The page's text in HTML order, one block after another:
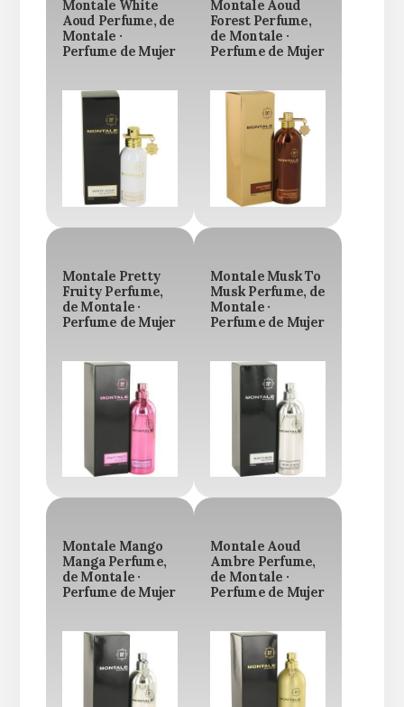
Montale White
Aoud Perfume, de
Montale ·
Perfume de Mujer
Montale Aoud
Forest Perfume,
de Montale ·
Perfume de Mujer
Montale Pretty
Fruity Perfume,
de Montale ·
Perfume de Mujer
Montale Musk To
Musk Perfume, de
Montale ·
Perfume de Mujer
Montale Mango
Manga Perfume,
de Montale ·
Perfume de Mujer
Montale Aoud
Ambre Perfume,
de Montale ·
Perfume de Mujer